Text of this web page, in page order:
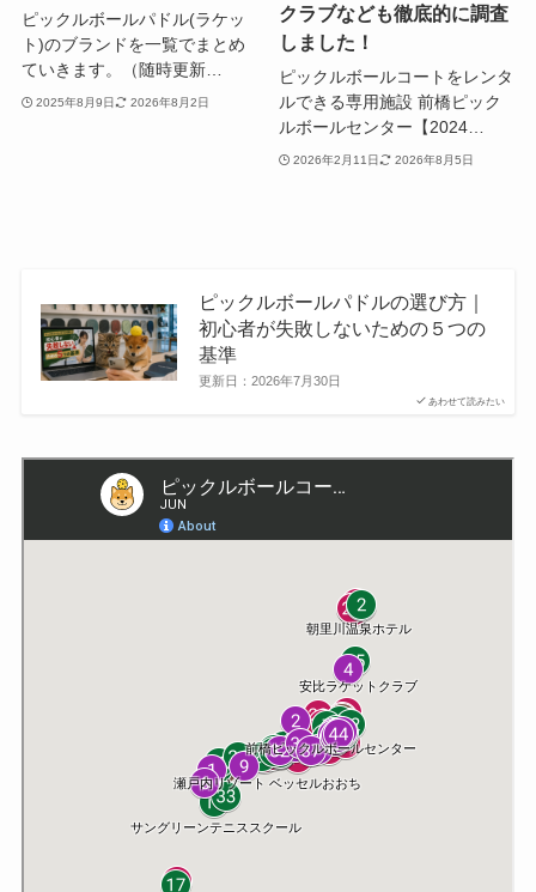
ピックルボールパドル(ラケッ
ト)のブランドを一覧でまとめ
ていきます。（随時更新…
2025年8月9日 2026年8月2日
クラブなども徹底的に調査
しました！
ピックルボールコートをレンタ
ルできる専用施設 前橋ピック
ルボールセンター【2024…
2026年2月11日 2026年8月5日
あわせて読みたい
ピックルボールパドルの選び方｜
初心者が失敗しないための５つの
基準
更新日： 2026年7月30日